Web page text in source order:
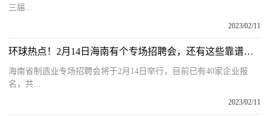
三届...
2023/02/11
环球热点！2月14日海南有个专场招聘会，还有这些靠谱招聘网站等你来
海南省制造业专场招聘会将于2月14日举行，目前已有40家企业报
名，共...
2023/02/11